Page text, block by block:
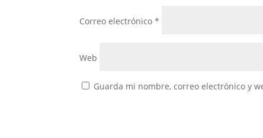
Correo electrónico*
Web
Guarda mi nombre, correo electrónico y